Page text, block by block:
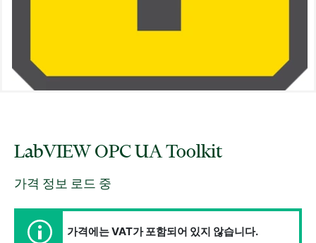
LabVIEW OPC UA Toolkit
가격 정보 로드 중
가격에는 VAT가 포함되어 있지 않습니다.